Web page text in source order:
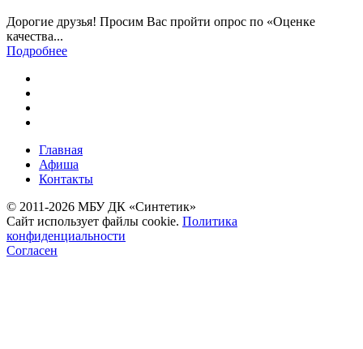
Дорогие друзья! Просим Вас пройти опрос по «Оценке
качества...
Подробнее
Главная
Афиша
Контакты
© 2011-2026 МБУ ДК «Синтетик»
Сайт использует файлы cookie. Политика
конфиденциальности
Согласен